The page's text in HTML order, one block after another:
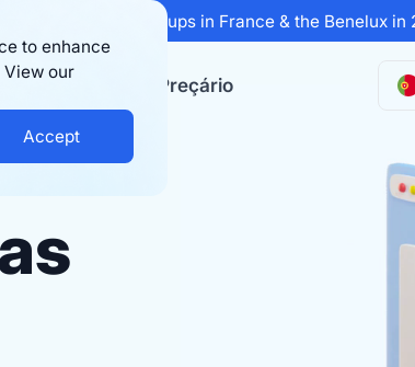
to enhance
our
Accept
growing startups in France & the Benelux in
Empresa Preçário